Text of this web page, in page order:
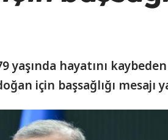
yaşında hayatını
için başsağlığı mesajı